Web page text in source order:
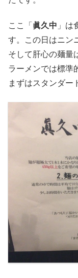
ここ「 眞久中 」は
す。この日はニン
そして肝心の麺量
ラーメンでは標準
まずはスタンダー